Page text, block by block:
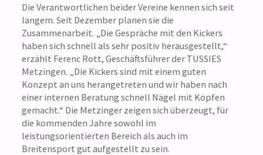
Die Verantwortlichen beider Vereine kennen sich seit
langem. Seit Dezember planen sie die
Zusammenarbeit. „Die Gespräche mit den Kickers
haben sich schnell als sehr positiv herausgestellt,“
erzählt Ferenc Rott, Geschäftsführer der TUSSIES
Metzingen. „Die Kickers sind mit einem guten
Konzept an uns herangetreten und wir haben nach
einer internen Beratung schnell Nägel mit Köpfen
gemacht.“ Die Metzinger zeigen sich überzeugt, für
die kommenden Jahre sowohl im
leistungsorientierten Bereich als auch im
Breitensport gut aufgestellt zu sein.